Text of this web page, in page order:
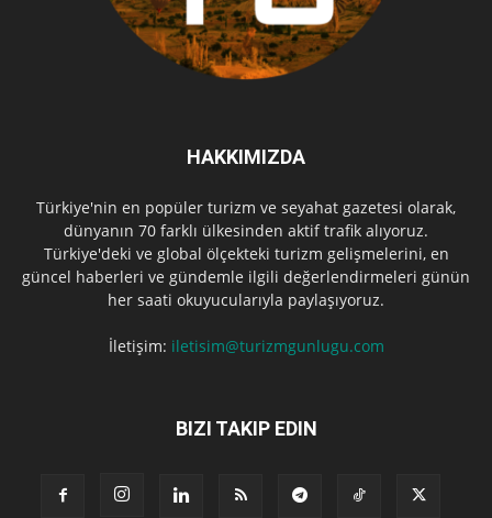
HAKKIMIZDA
Türkiye'nin en popüler turizm ve seyahat gazetesi olarak,
dünyanın 70 farklı ülkesinden aktif trafik alıyoruz.
Türkiye'deki ve global ölçekteki turizm gelişmelerini, en
güncel haberleri ve gündemle ilgili değerlendirmeleri günün
her saati okuyucularıyla paylaşıyoruz.
İletişim: iletisim@turizmgunlugu.com
BIZI TAKIP EDIN